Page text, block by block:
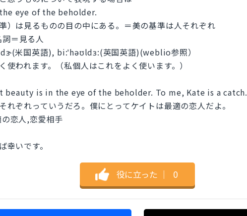
eye of the beholder.
）は見るものの目の中にある。＝美の基準は人それぞれ
＝見る人
米国英語), bi:ˈhəʊldɜ:(英国英語)(weblio参照）
使われます。（私個人はこれをよく使います。）
beauty is in the eye of the beholder. To me, Kate is a catch.
れぞれっていうだろ。僕にとってケイトは最適の恋人だよ。
恋人,恋愛相手
幸いです。
役に立った ｜ 0